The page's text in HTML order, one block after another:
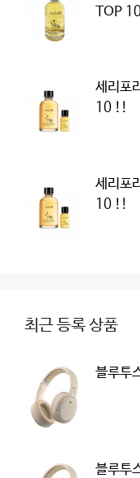
TOP
세리포
10 !!
세리포
10 !!
최근 등록 상품
블루투
블루투